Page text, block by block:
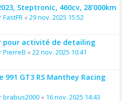
Steptronic, 460cv, 28'000km
FastFR « 29 nov. 2025 15:52
pour activité de detailing
PierreB « 22 nov. 2025 10:41
991 GT3 RS Manthey Racing
brabus2000 « 16 nov. 2025 14:43